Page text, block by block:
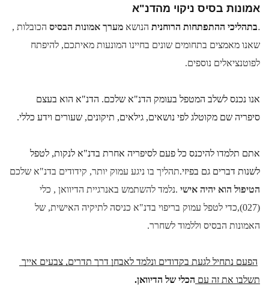
אמונות בסיס ניקוי מהדנ"א
.בתהליכי ההתפתחות הרוחנית הנושא מערך אמונות הבסיס
לפוטנציאלים נוספים.
סיפריה שם מקוטלג לפי נושאים, גילאים, תיקונים, שעורים וידע כללי.
לשנות דברים גם בפיזי.תהליך בו ניגע עמוק יותר, קידודים בדנ"א שלכם
הטיפול הוא יהיה אישי
האמונות הבסיס וללמוד לשחרר.
תשלבו את זה עם הכלי של הדיוואן.